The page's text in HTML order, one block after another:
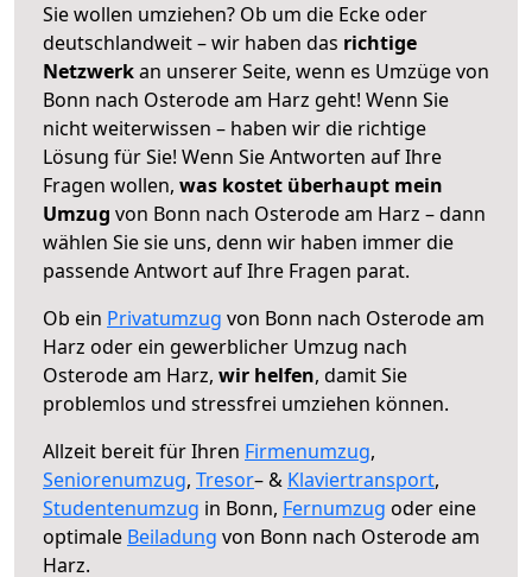
Sie wollen umziehen? Ob um die Ecke oder
deutschlandweit – wir haben das richtige
Netzwerkan unserer Seite, wenn es Umzüge von
Bonn nach Osterode am Harz geht! Wenn Sie
nicht weiterwissen – haben wir die richtige
Lösung für Sie! Wenn Sie Antworten auf Ihre
Fragen wollen, was kostet überhaupt mein
Umzug von Bonn nach Osterode am Harz – dann
wählen Sie sie uns, denn wir haben immer die
passende Antwort auf Ihre Fragen parat.
Ob ein Privatumzug von Bonn nach Osterode am
Harz oder ein gewerblicher Umzug nach
Osterode am Harz, wir helfen, damit Sie
problemlos und stressfrei umziehen können.
Allzeit bereit für Ihren Firmenumzug,
Seniorenumzug, Tresor– & Klaviertransport,
Studentenumzug in Bonn, Fernumzug oder eine
optimale Beiladung von Bonn nach Osterode am
Harz.